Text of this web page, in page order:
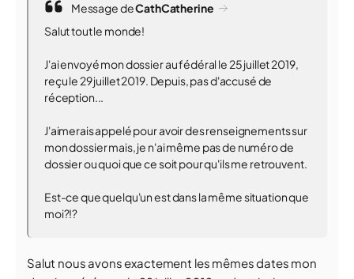
Message deCathCatherine
Salut tout le monde!
J'ai envoyé mon dossier au fédéral le 25 juillet 2019,
reçu le 29 juillet 2019. Depuis, pas d'accusé de
réception...
J'aimerais appelé pour avoir des renseignements sur
mon dossier mais, je n'ai même pas de numéro de
dossier ou quoi que ce soit pour qu'ils me retrouvent.
Est-ce que quelqu'un est dans la même situation que
moi?!?
Salut nous avons exactement les mêmes dates mon